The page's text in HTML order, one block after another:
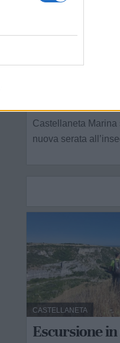
A
“La Corrida
La Redazione - gio 30
Castellaneta
nuova serata
CASTELLANETA
Escursione